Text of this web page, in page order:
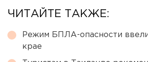
ЧИТАЙТЕ ТАКЖЕ:
Режим БПЛА-опасности
крае